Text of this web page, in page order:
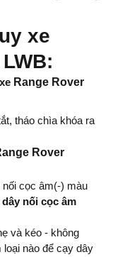
xe
Range Rover
tháo chìa khóa ra
Rover
cọc âm(-) màu
dây nối cọc âm
và kéo - không
nào để cạy dây